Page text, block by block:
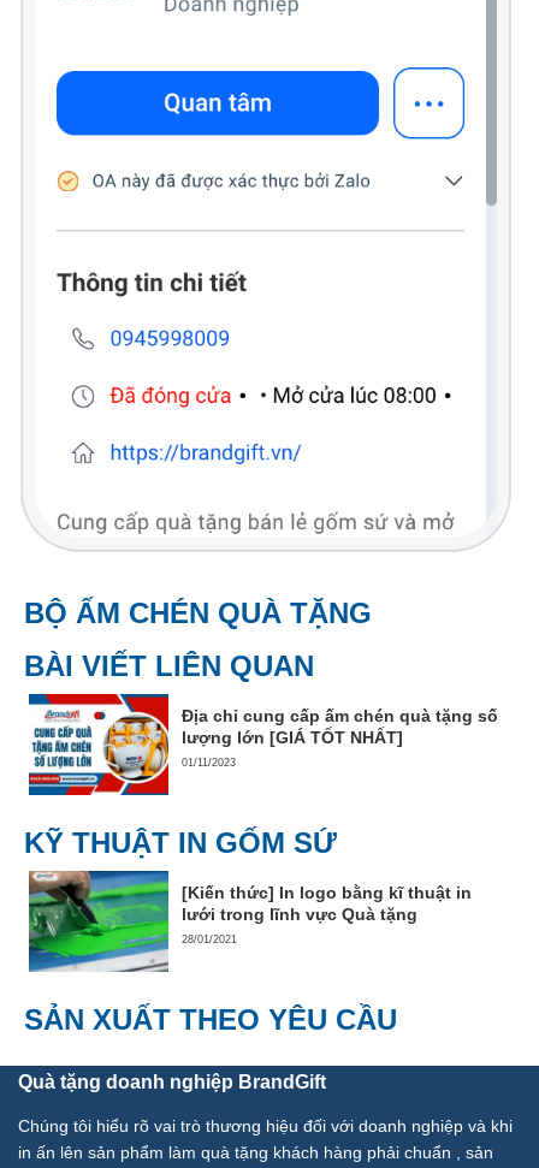
BỘ ẤM CHÉN QUÀ TẶNG
BÀI VIẾT LIÊN QUAN
Địa chỉ cung cấp ấm chén quà tặng số
lượng lớn [GIÁ TỐT NHẤT]
01/11/2023
KỸ THUẬT IN GỐM SỨ
[Kiến thức] In logo bằng kĩ thuật in
lưới trong lĩnh vực Quà tặng
28/01/2021
SẢN XUẤT THEO YÊU CẦU
Quà tặng doanh nghiệp BrandGift
Chúng tôi hiểu rõ vai trò thương hiệu đối với doanh nghiệp và khi
in ấn lên sản phẩm làm quà tặng khách hàng phải chuẩn , sản